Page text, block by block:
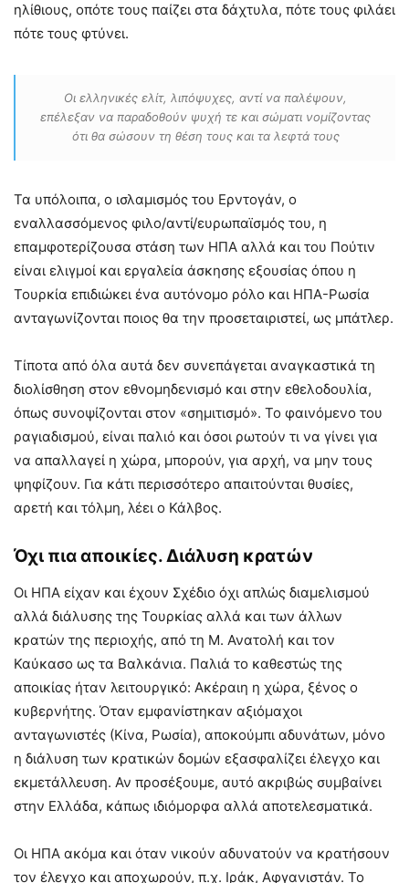
ηλίθιους, οπότε τους παίζει στα δάχτυλα, πότε τους φιλάει
πότε τους φτύνει.
Οι ελληνικές ελίτ, λιπόψυχες, αντί να παλέψουν,
επέλεξαν να παραδοθούν ψυχή τε και σώματι νομίζοντας
ότι θα σώσουν τη θέση τους και τα λεφτά τους
Τα υπόλοιπα, ο ισλαμισμός του Ερντογάν, ο
εναλλασσόμενος φιλο/αντί/ευρωπαϊσμός του, η
επαμφοτερίζουσα στάση των ΗΠΑ αλλά και του Πούτιν
είναι ελιγμοί και εργαλεία άσκησης εξουσίας όπου η
Τουρκία επιδιώκει ένα αυτόνομο ρόλο και ΗΠΑ-Ρωσία
ανταγωνίζονται ποιος θα την προσεταιριστεί, ως μπάτλερ.
Τίποτα από όλα αυτά δεν συνεπάγεται αναγκαστικά τη
διολίσθηση στον εθνομηδενισμό και στην εθελοδουλία,
όπως συνοψίζονται στον «σημιτισμό». Το φαινόμενο του
ραγιαδισμού, είναι παλιό και όσοι ρωτούν τι να γίνει για
να απαλλαγεί η χώρα, μπορούν, για αρχή, να μην τους
ψηφίζουν. Για κάτι περισσότερο απαιτούνται θυσίες,
αρετή και τόλμη, λέει ο Κάλβος.
Όχι πια αποικίες. Διάλυση κρατών
Οι ΗΠΑ είχαν και έχουν Σχέδιο όχι απλώς διαμελισμού
αλλά διάλυσης της Τουρκίας αλλά και των άλλων
κρατών της περιοχής, από τη Μ. Ανατολή και τον
Καύκασο ως τα Βαλκάνια. Παλιά το καθεστώς της
αποικίας ήταν λειτουργικό: Ακέραιη η χώρα, ξένος ο
κυβερνήτης. Όταν εμφανίστηκαν αξιόμαχοι
ανταγωνιστές (Κίνα, Ρωσία), αποκούμπι αδυνάτων, μόνο
η διάλυση των κρατικών δομών εξασφαλίζει έλεγχο και
εκμετάλλευση. Αν προσέξουμε, αυτό ακριβώς συμβαίνει
στην Ελλάδα, κάπως ιδιόμορφα αλλά αποτελεσματικά.
Οι ΗΠΑ ακόμα και όταν νικούν αδυνατούν να κρατήσουν
τον έλεγχο και αποχωρούν, π.χ. Ιράκ, Αφγανιστάν. Το